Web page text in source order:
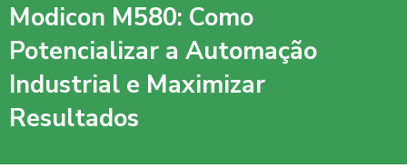
Modicon M580: Como
Potencializar a Automação
Industrial e Maximizar
Resultados